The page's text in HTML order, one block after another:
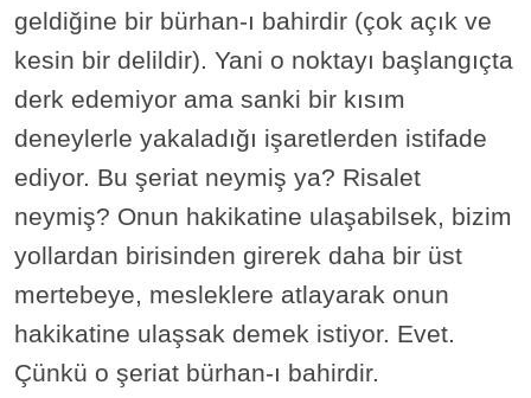
geldiğine bir bürhan-ı bahirdir (çok açık ve
kesin bir delildir). Yani o noktayı başlangıçta
derk edemiyor ama sanki bir kısım
deneylerle yakaladığı işaretlerden istifade
ediyor. Bu şeriat neymiş ya? Risalet
neymiş? Onun hakikatine ulaşabilsek, bizim
yollardan birisinden girerek daha bir üst
mertebeye, mesleklere atlayarak onun
hakikatine ulaşsak demek istiyor. Evet.
Çünkü o şeriat bürhan-ı bahirdir.